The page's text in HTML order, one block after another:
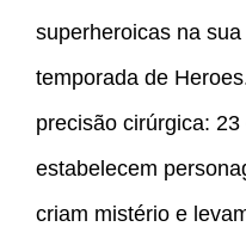
superheroicas na
temporada de
precisão cirúrgica:
estabelecem
criam mistério e